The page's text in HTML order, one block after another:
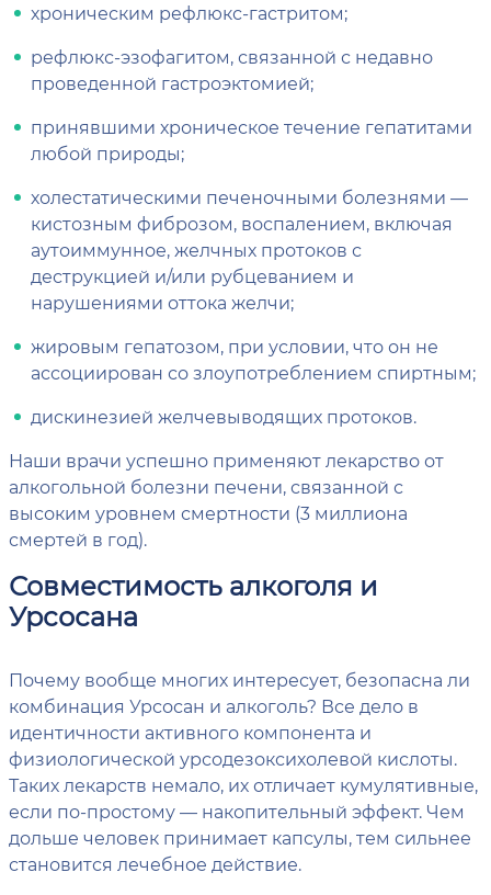
хроническим рефлюкс-гастритом;
рефлюкс-эзофагитом, связанной с недавно
проведенной гастроэктомией;
принявшими хроническое течение гепатитами
любой природы;
холестатическими печеночными болезнями —
кистозным фиброзом, воспалением, включая
аутоиммунное, желчных протоков с
деструкцией и/или рубцеванием и
нарушениями оттока желчи;
жировым гепатозом, при условии, что он не
ассоциирован со злоупотреблением спиртным;
дискинезией желчевыводящих протоков.
Наши врачи успешно применяют лекарство от
алкогольной болезни печени, связанной с
высоким уровнем смертности (3 миллиона
смертей в год).
Совместимость алкоголя и
Урсосана
Почему вообще многих интересует, безопасна ли
комбинация Урсосан и алкоголь? Все дело в
идентичности активного компонента и
физиологической урсодезоксихолевой кислоты.
Таких лекарств немало, их отличает кумулятивные,
если по-простому — накопительный эффект. Чем
дольше человек принимает капсулы, тем сильнее
становится лечебное действие.